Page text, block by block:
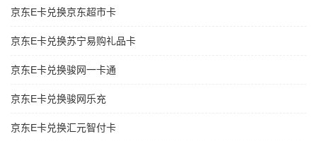
京东E卡兑换京东超市卡
京东E卡兑换苏宁易购礼品卡
京东E卡兑换骏网一卡通
京东E卡兑换骏网乐充
京东E卡兑换汇元智付卡